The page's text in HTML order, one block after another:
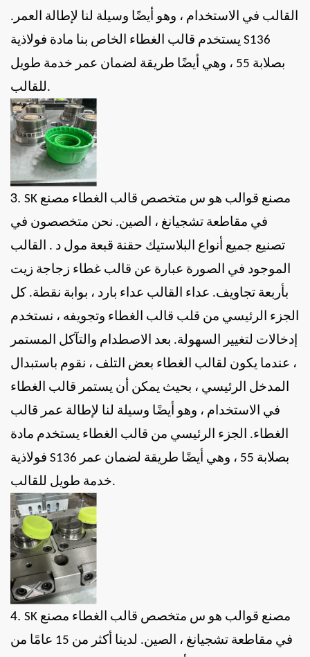
القالب في الاستخدام ، وهو أيضًا وسيلة لنا لإطالة العمر.
يستخدم قالب الغطاء الخاص بنا مادة فولاذية S136
بصلابة 55 ، وهي أيضًا طريقة لضمان عمر خدمة طويل
للقالب.
3. SK مصنع قوالب هو س متخصص قالب الغطاء مصنع
في مقاطعة تشجيانغ ، الصين. نحن متخصصون في
تصنيع جميع أنواع البلاستيك حقنة قبعة مول د . القالب
الموجود في الصورة عبارة عن قالب غطاء زجاجة زيت
بأربعة تجاويف. عداء القالب عداء بارد ، بوابة نقطة. كل
الجزء الرئيسي من قلب قالب الغطاء وتجويفه ، نستخدم
إدخالات لتغيير السهولة. بعد الاصطدام والتآكل المستمر
، عندما يكون لقالب الغطاء بعض التلف ، نقوم باستبدال
المدخل الرئيسي ، بحيث يمكن أن يستمر قالب الغطاء
في الاستخدام ، وهو أيضًا وسيلة لنا لإطالة عمر قالب
الغطاء. الجزء الرئيسي من قالب الغطاء يستخدم مادة
فولاذية S136 بصلابة 55 ، وهي أيضًا طريقة لضمان عمر
خدمة طويل للقالب.
4. SK مصنع قوالب هو س متخصص قالب الغطاء مصنع
في مقاطعة تشجيانغ ، الصين.
لدينا أكثر من 15 عامًا من